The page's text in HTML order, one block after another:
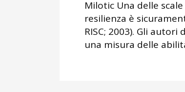
Milotic Una delle
resilienza è
RISC; 2003). Gli
una misura delle